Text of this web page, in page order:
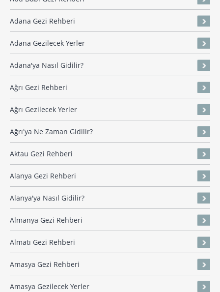
Adana Gezi Rehberi
Adana Gezilecek Yerler
Adana'ya Nasıl Gidilir?
Ağrı Gezi Rehberi
Ağrı Gezilecek Yerler
Ağrı'ya Ne Zaman Gidilir?
Aktau Gezi Rehberi
Alanya Gezi Rehberi
Alanya'ya Nasıl Gidilir?
Almanya Gezi Rehberi
Almatı Gezi Rehberi
Amasya Gezi Rehberi
Amasya Gezilecek Yerler